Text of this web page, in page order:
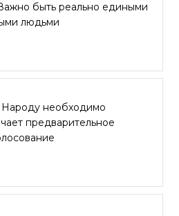
быть реально едиными
людьми
необходимо
предварительное